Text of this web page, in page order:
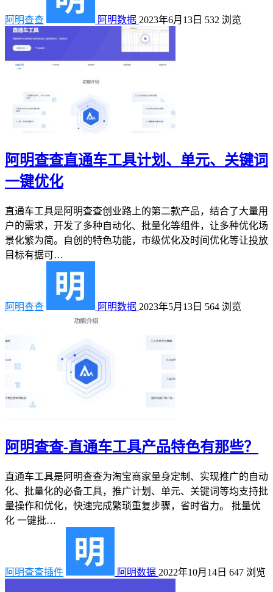
阿明查查 阿明数据 2023年6月13日 532 浏览
阿明查查直通车工具计划、单元、关键词
一键优化
直通车工具是阿明查查创业路上的第二款产品，结合了大量用
户的需求，开发了多种自动化、批量化等组件，让多种优化场
景化繁为简。自创的特色功能，市级优化及时间优化等让投放
目标有据可…
阿明查查 阿明数据 2023年5月13日 564 浏览
阿明查查-直通车工具产品特色有那些？
直通车工具是阿明查查为淘宝商家量身定制、实现推广的自动
化、批量化的必备工具，推广计划、单元、关键词等均支持批
量操作和优化，快速完成繁琐重复步骤，省时省力。 批量优
化 一键批…
阿明查查插件 阿明数据 2022年10月14日 647 浏览